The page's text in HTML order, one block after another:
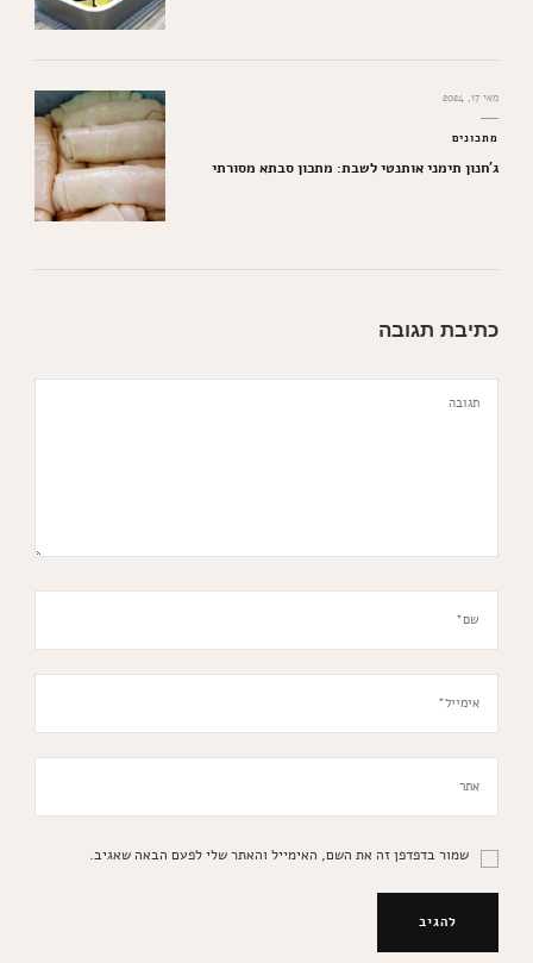
מאי 17, 2024
מתכונים
ג'חנון תימני אותנטי לשבת: מתכון סבתא מסורתי
כתיבת תגובה
שמור בדפדפן זה את השם, האימייל והאתר שלי לפעם הבאה שאגיב.